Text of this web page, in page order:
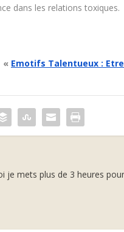
dans les relations toxiques.
« Emotifs Talentueux :
je mets plus de 3 heures